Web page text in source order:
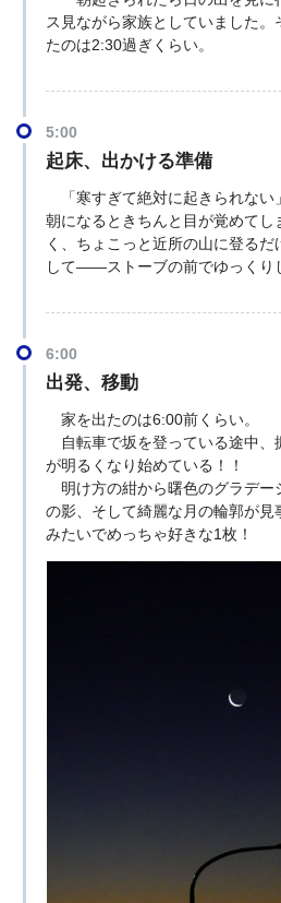
ス見ながら家族としていました
たのは2:30過ぎくらい。
5:00
起床、出かける準備
「寒すぎて絶対に起きられない
朝になるときちんと目が覚めてし
く、ちょこっと近所の山に登る
して――ストーブの前でゆっくり
6:00
出発、移動
家を出たのは6:00前くらい。
自転車で坂を登っている途中、
が明るくなり始めている！！
明け方の紺から曙色のグラデー
の影、そして綺麗な月の輪郭が
みたいでめっちゃ好きな1枚！